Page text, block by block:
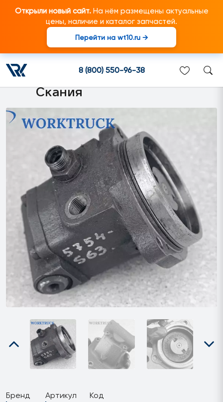
Открыли новый сайт.На нём размещены актуальные
цены, наличие и каталог запчастей.
Перейти на wt10.ru →
8 (800) 550-96-38
1947377 Подкачивающий
насос подходит для
грузовиков марки Scania/
Скания
Бренд
Артикул
Код